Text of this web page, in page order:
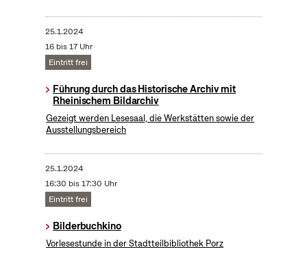
25.1.2024
16 bis 17 Uhr
Eintritt frei
Führung durch das Historische Archiv mit
Rheinischem Bildarchiv
Gezeigt werden Lesesaal, die Werkstätten sowie der
Ausstellungsbereich
25.1.2024
16:30 bis 17:30 Uhr
Eintritt frei
Bilderbuchkino
Vorlesestunde in der Stadtteilbibliothek Porz